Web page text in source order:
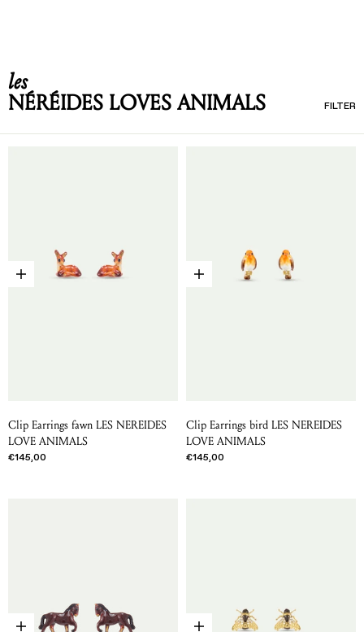
les
NÉRÉIDES LOVES ANIMALS
FILTER
Choose options
Clip Earrings fawn LES NEREIDES
LOVE ANIMALS
Sale price
€145,00
Choose options
Clip Earrings bird LES NEREIDES
LOVE ANIMALS
Sale price
€145,00